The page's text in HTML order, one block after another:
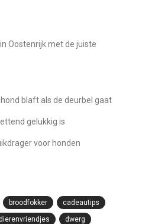
Oostenrijk met de juiste
blaft als de deurbel gaat
gelukkig is
voor honden
broodfokker
cadeautips
dierenvriendjes
dwerg